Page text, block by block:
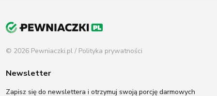
© 2026 Pewniaczki.pl / Polityka prywatności
Newsletter
Zapisz się do newslettera i otrzymuj swoją porcję darmowych